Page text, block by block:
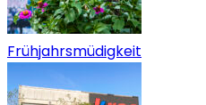
Frühjahrsmüdigkeit